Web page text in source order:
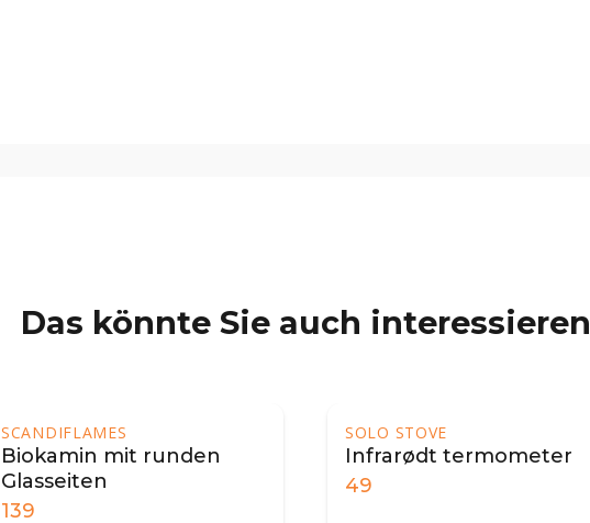
Das könnte Sie auch interessieren
SCANDIFLAMES
Biokamin mit runden
Glasseiten
139
SOLO STOVE
Infrarødt termometer
49